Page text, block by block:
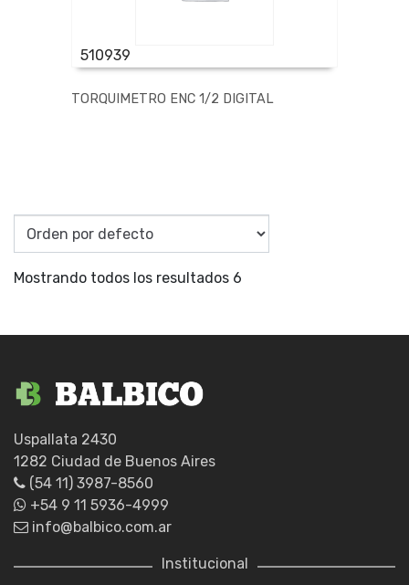
510939
TORQUIMETRO ENC 1/2 DIGITAL
Mostrando todos los resultados 6
Uspallata 2430
1282 Ciudad de Buenos Aires
(54 11) 3987-8560
+54 9 11 5936-4999
info@balbico.com.ar
Institucional